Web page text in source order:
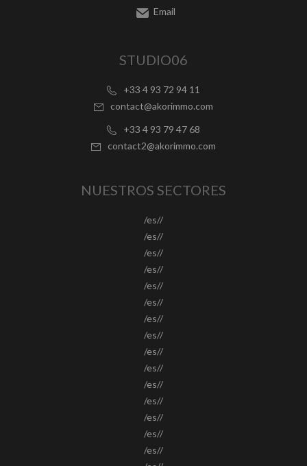
Email
STUDIO06
+33 4 93 72 94 11
contact@akorimmo.com
+33 4 93 79 47 68
contact2@akorimmo.com
NUESTROS SECTORES
/es//
/es//
/es//
/es//
/es//
/es//
/es//
/es//
/es//
/es//
/es//
/es//
/es//
/es//
/es//